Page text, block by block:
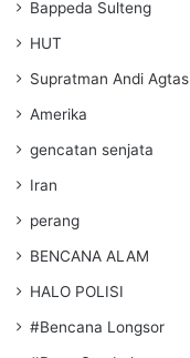
Bappeda Sulteng
HUT
Supratman Andi Agtas
Amerika
gencatan senjata
Iran
perang
BENCANA ALAM
HALO POLISI
#Bencana Longsor